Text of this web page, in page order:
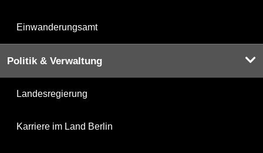
Einwanderungsamt
Politik & Verwaltung
Landesregierung
Karriere im Land Berlin